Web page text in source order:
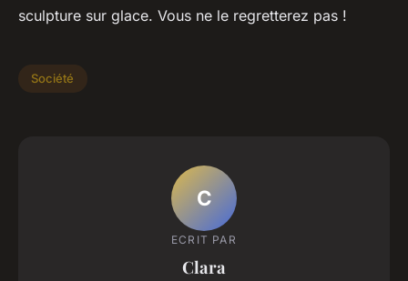
sculpture sur glace. Vous ne le regretterez pas !
Société
C
ECRIT PAR
Clara